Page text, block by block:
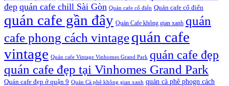
đẹp quán cafe chill Sài Gòn Quán cafe cổ điển Quán cafe cổ điển
quán cafe gần đây Quán Cafe không gian xanh quán
cafe phong cách vintagequán cafe
vintage Quán cafe Vintage Vinhomes Grand Park quán cafe đẹp
quán cafe đẹp tại Vinhomes Grand Park
Quán cafe đẹp ở quận 9 Quán Cà phê không gian xanh quán cà phê phogn cách